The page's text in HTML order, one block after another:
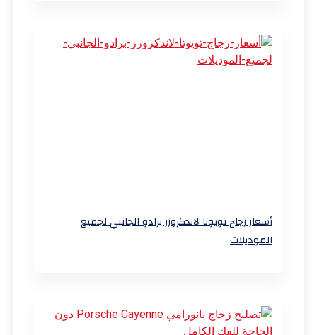
أسعار زجاج تويوتا لاندكروزر برادو الجانبي لجميع
الموديلات